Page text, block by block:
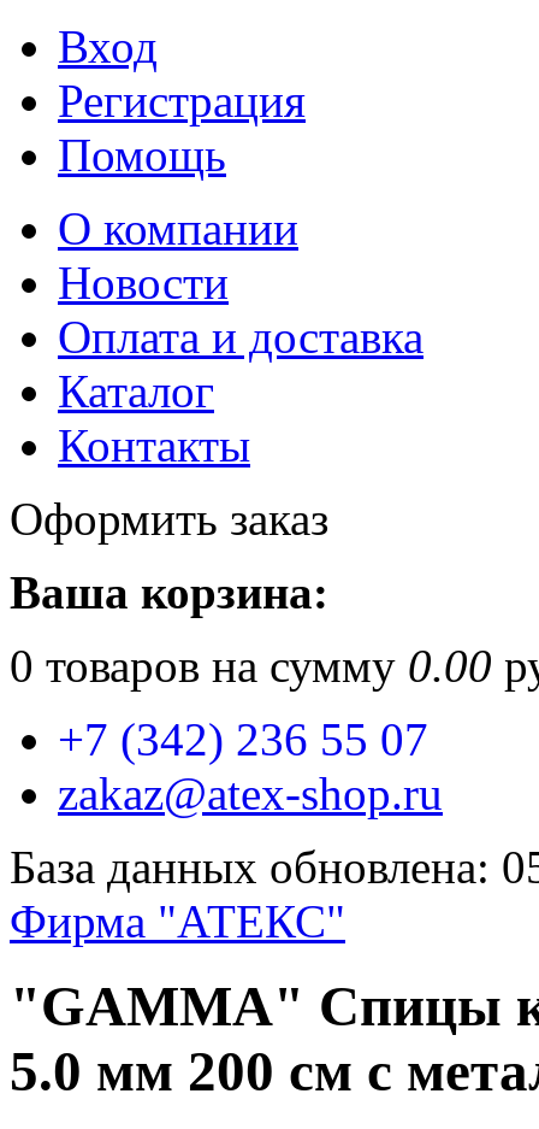
Вход
Регистрация
Помощь
О компании
Новости
Оплата и доставка
Каталог
Контакты
Оформить заказ
Ваша корзина:
0 товаров на сумму 0.00
+7 (342) 236 55 07
zakaz@atex-shop.ru
База данных обновлена:
Фирма "АТЕКС"
"GAMMA" Спицы
5.0 мм 200 см с